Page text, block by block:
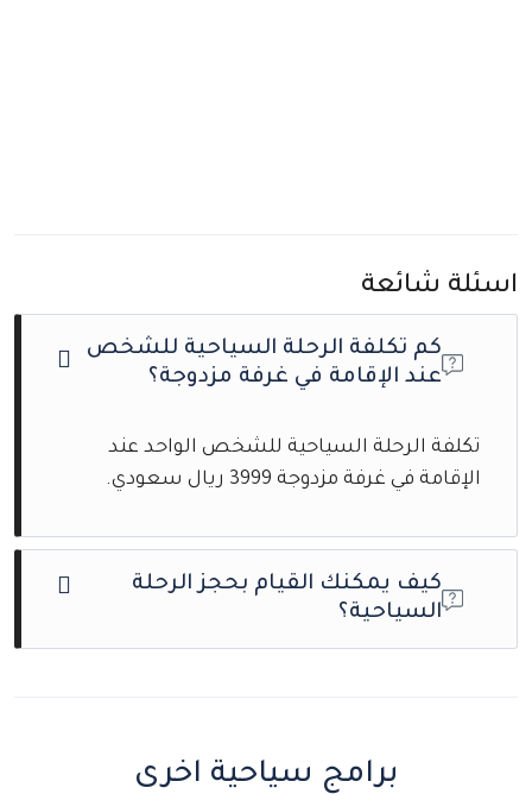
اسئلة شائعة
كم تكلفة الرحلة السياحية للشخص
عند الإقامة في غرفة مزدوجة؟
تكلفة الرحلة السياحية للشخص الواحد عند
الإقامة في غرفة مزدوجة 3999 ريال سعودي.
كيف يمكنك القيام بحجز الرحلة
السياحية؟
برامج سياحية اخرى